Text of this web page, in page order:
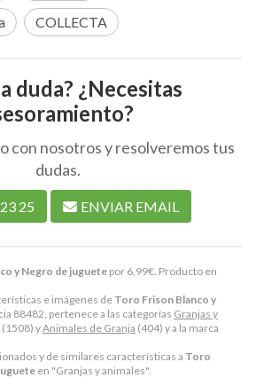
y Negro de juguete por 6,99€ . Producto en
e imágenes de Toro Frison Blanco y
88482, pertenece a las categorías Granjas y
(1508) yAnimales de Granja (404) y a la marca
y de similares características a Toro
en "Granjas y animales".
COLLECTA
duda? ¿Necesitas
con nosotros y resolveremos tus
dudas.
25 ENVIAR EMAIL